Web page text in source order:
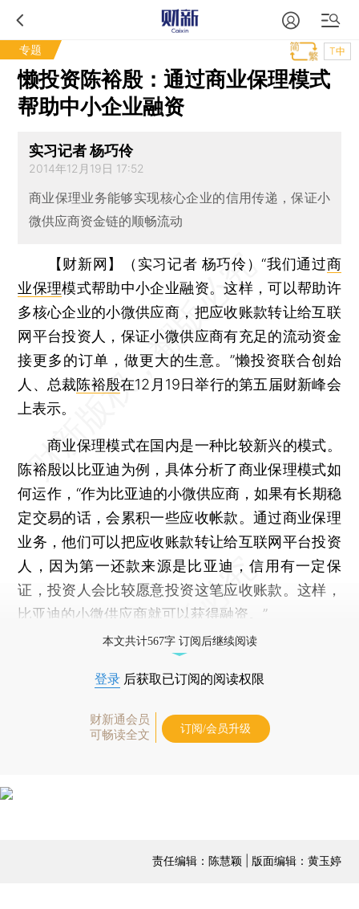
专题 T中
懒投资陈裕殷：通过商业保理模式
帮助中小企业融资
实习记者 杨巧伶
2014年12月19日 17:52
商业保理业务能够实现核心企业的信用传递，保证小
微供应商资金链的顺畅流动
【财新网】（实习记者 杨巧伶）“我们通过商
业保理模式帮助中小企业融资。这样，可以帮助许
多核心企业的小微供应商，把应收账款转让给互联
网平台投资人，保证小微供应商有充足的流动资金
接更多的订单，做更大的生意。”懒投资联合创始
人、总裁陈裕殷在12月19日举行的第五届财新峰会
上表示。
商业保理模式在国内是一种比较新兴的模式。
陈裕殷以比亚迪为例，具体分析了商业保理模式如
何运作，“作为比亚迪的小微供应商，如果有长期稳
定交易的话，会累积一些应收帐款。通过商业保理
业务，他们可以把应收账款转让给互联网平台投资
人，因为第一还款来源是比亚迪，信用有一定保
证，投资人会比较愿意投资这笔应收账款。这样，
比亚迪的小微供应商就可以获得融资。”
本文共计567字 订阅后继续阅读
登录 后获取已订阅的阅读权限
财新通会员
可畅读全文
订阅/会员升级
责任编辑：陈慧颖 | 版面编辑：黄玉婷